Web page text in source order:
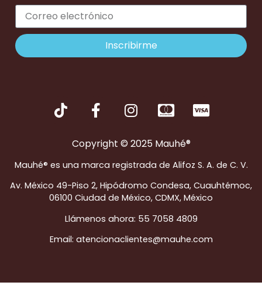
Inscribirme
Copyright © 2025 Mauhé®
Mauhé® es una marca registrada de Alifoz S. A. de C. V.
Av. México 49-Piso 2, Hipódromo Condesa, Cuauhtémoc,
06100 Ciudad de México, CDMX, México
Llámenos ahora: 55 7058 4809
Email: atencionaclientes@mauhe.com